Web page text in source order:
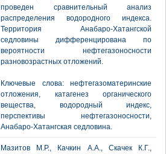
проведен сравнительный анализ
распределения водородного индекса.
Территория Анабаро-Хатангской
седловины дифференцирована по
вероятности нефтегазоносности
разновозрастных отложений.
Ключевые слова: нефтегазоматеринские
отложения, катагенез органического
вещества, водородный индекс,
перспективы нефтегазоносности,
Анабаро-Хатангская седловина.
Мазитов М.Р., Качкин А.А., Скачек К.Г.,